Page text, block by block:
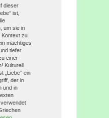
dieser
ist,
um sie in
Kontext zu
mächtiges
tiefer
einer
Kulturell
„Liebe“ ein
der in
und in